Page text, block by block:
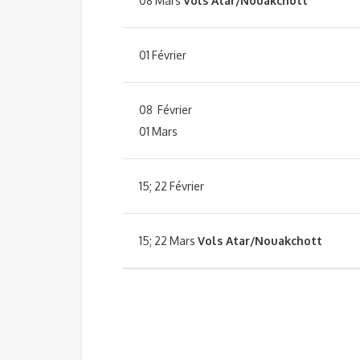
01 Février
08 Février
01 Mars
15; 22 Février
15; 22 Mars Vols Atar/Nouakchott